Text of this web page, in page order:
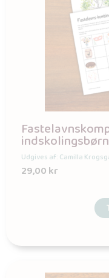
indskolingsbørn
Udgives af: Camilla
29,00kr